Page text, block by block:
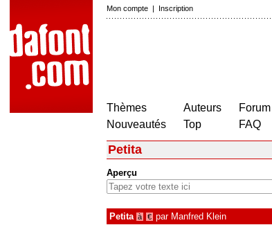
Mon compte | Inscription
Thèmes
Nouveautés
Auteurs
Top
Forum
FAQ
Petita
Aperçu
Petita à € par Manfred Klein